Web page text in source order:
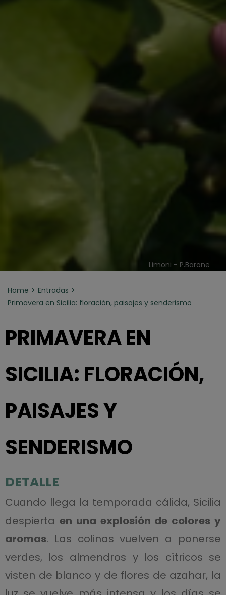
Limoni - P.Barone
Home
Entradas
Primavera en Sicilia: floración, paisajes y senderismo
PRIMAVERA EN
SICILIA: FLORACIÓN,
PAISAJES Y
SENDERISMO
DETALLE
Cuando llega la temporada cálida, Sicilia
despierta en una explosión de colores y
aromas. Las colinas vuelven a ponerse
verdes, los almendros y los cítricos se
visten de blanco y de flores de azahar, la